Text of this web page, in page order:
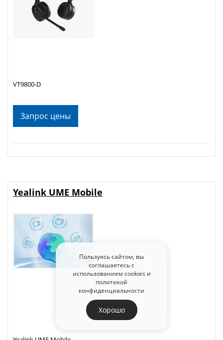
Запрос цены
VT9800-D
Yealink UME Mobile
Пользуясь сайтом, вы
соглашаетесь с
использованием cookies и
политикой
конфиденциальности
Хорошо